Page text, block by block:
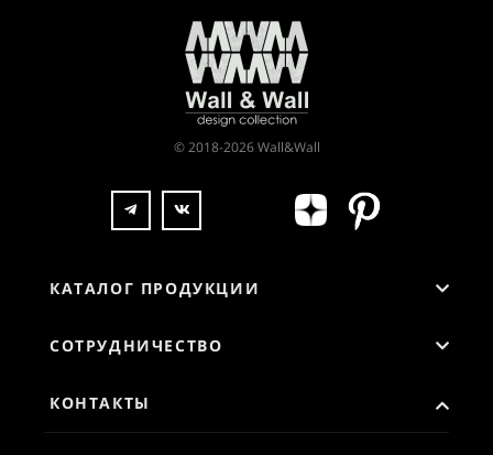
© 2018-2026 Wall&Wall
КАТАЛОГ ПРОДУКЦИИ
СОТРУДНИЧЕСТВО
КОНТАКТЫ